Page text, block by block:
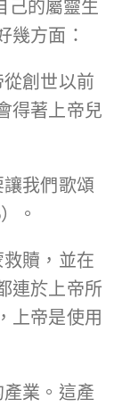
己的屬靈生
幾方面：
創世以前
得著上帝兒
我們歌頌
。
贖，並在
連於上帝所
上帝是使用
業。這產